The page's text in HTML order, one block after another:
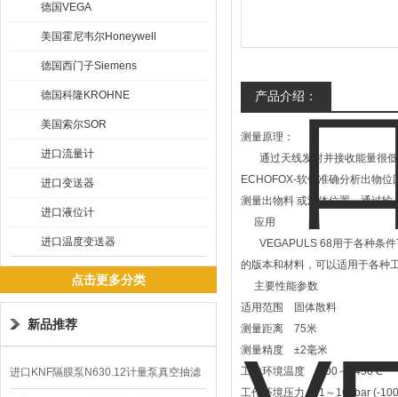
德国VEGA
美国霍尼韦尔Honeywell
德国西门子Siemens
德国科隆KROHNE
美国索尔SOR
进口流量计
进口变送器
进口液位计
进口温度变送器
点击更多分类
新品推荐
进口KNF隔膜泵N630.12计量泵真空抽滤
产品介绍：
测量原理：
通过天线发射并接收能量很低
ECHOFOX-软件准确分析出物
测量出物料 或液体位置。通过
应用
VEGAPULS 68用于各种条件
的版本和材料，可以适用于各种
主要性能参数
适用范围 固体散料
测量距离 75米
测量精度 ±2毫米
工作环境温度 -200～+450℃
工作环境压力 -1～160bar (-